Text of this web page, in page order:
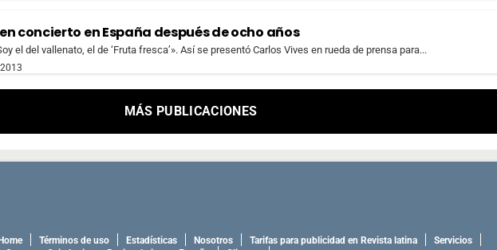
concierto en España después de ocho años
el del vallenato, el de ‘Fruta fresca’». Así se presentó Carlos Vives en rueda de prensa para...
MÁS PUBLICACIONES
Home Términos de uso Estadísticas Nosotros Tarifas para publicidad en Revista latina
Servicios